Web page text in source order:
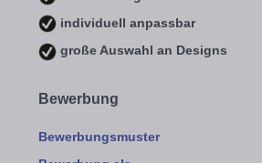
individuell anpassbar
große Auswahl an Designs
Bewerbung
Bewerbungsmuster